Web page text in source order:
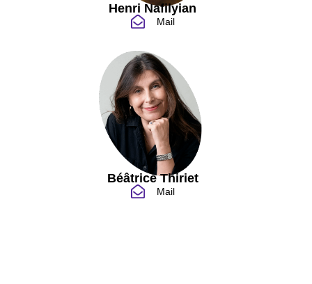
Henri Nafilyian
Mail
Béâtrice Thiriet
Mail